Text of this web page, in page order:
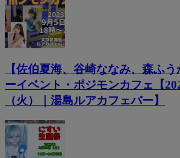
【佐伯夏海、谷崎ななみ、森ふ
ーイベント・ポジモンカフェ【
（火）｜湯島ルアカフェバー】